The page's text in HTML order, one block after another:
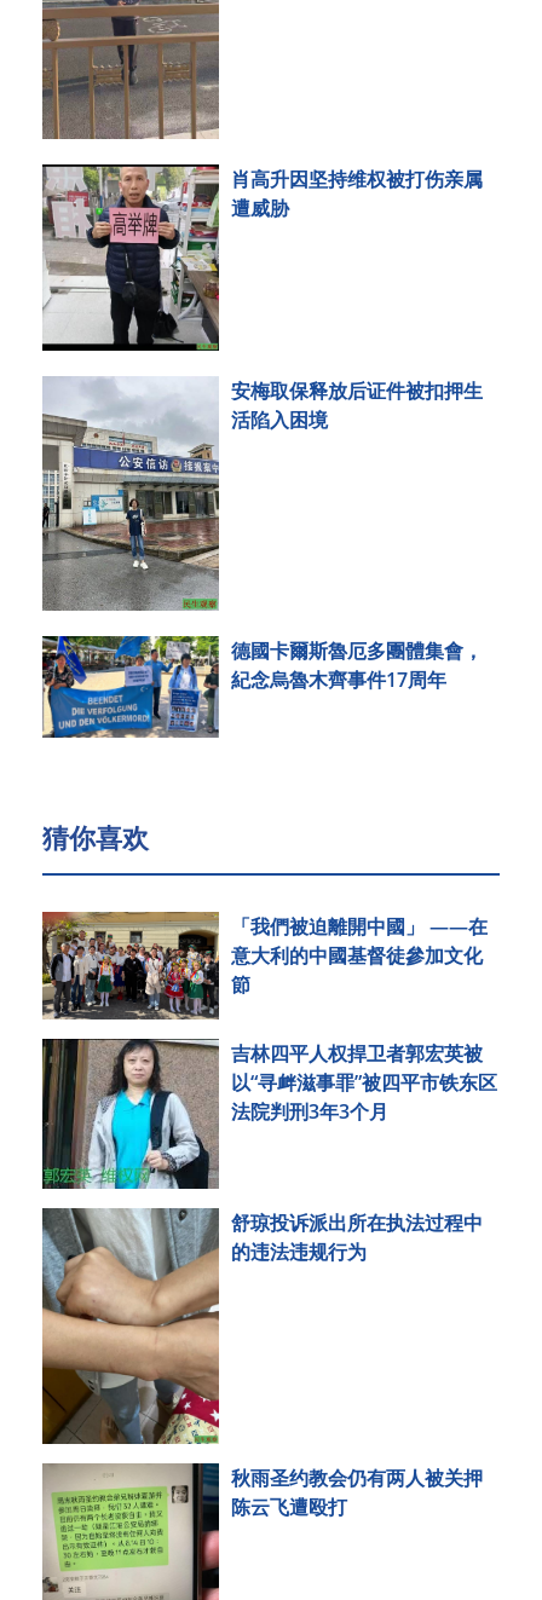
肖高升因坚持维权被打伤亲属
遭威胁
安梅取保释放后证件被扣押生
活陷入困境
德國卡爾斯魯厄多團體集會，
紀念烏魯木齊事件17周年
猜你喜欢
「我們被迫離開中國」 ——在
意大利的中國基督徒參加文化
節
吉林四平人权捍卫者郭宏英被
以“寻衅滋事罪”被四平市铁东区
法院判刑3年3个月
舒琼投诉派出所在执法过程中
的违法违规行为
秋雨圣约教会仍有两人被关押
陈云飞遭殴打